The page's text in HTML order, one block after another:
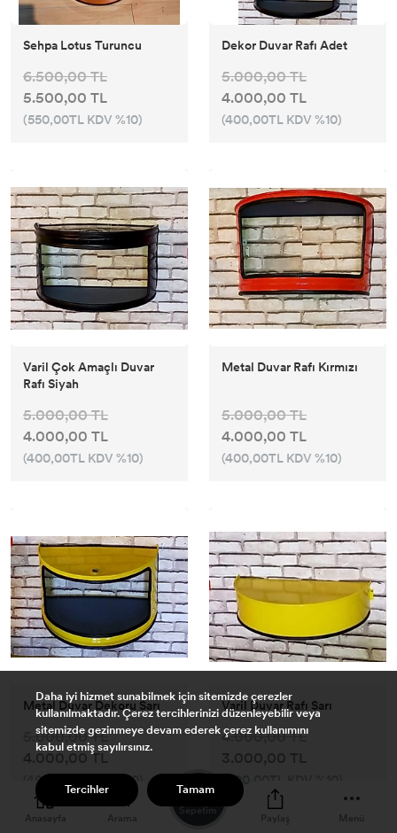
Anasayfa Arama
Sepetim
Paylaş Menü
Sehpa Lotus Turuncu
6.500,00 TL
5.500,00 TL
(550,00TL KDV %10)
Dekor Duvar Rafı Adet
5.000,00 TL
4.000,00 TL
(400,00TL KDV %10)
Varil Çok Amaçlı Duvar
Rafı Siyah
5.000,00 TL
4.000,00 TL
(400,00TL KDV %10)
Metal Duvar Rafı Kırmızı
5.000,00 TL
4.000,00 TL
(400,00TL KDV %10)
Metal Duvar Dekoru Sarı
5.000,00 TL
4.000,00 TL
(400,00TL KDV %10)
Varil Duvar Rafı Sarı
4.000,00 TL
3.000,00 TL
(300,00TL KDV %10)
Daha iyi hizmet sunabilmek için sitemizde çerezler
kullanılmaktadır. Çerez tercihlerinizi düzenleyebilir veya
sitemizde gezinmeye devam ederek çerez kullanımını
kabul etmiş sayılırsınız.
Tercihler Tamam